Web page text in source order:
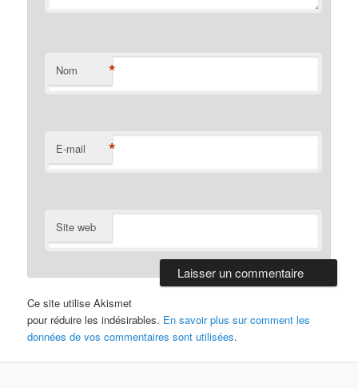
Nom *
E-mail *
Site web
Ce site utilise Akismet
pour réduire les indésirables. En savoir plus sur comment les
données de vos commentaires sont utilisées.